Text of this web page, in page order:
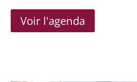
Voir l'agenda